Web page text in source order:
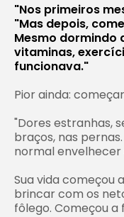
"Nos primeiros
"Mas depois,
Mesmo dormindo
vitaminas,
funcionava."
Pior ainda:
"Dores estranhas,
braços, nas
normal envelhecer
Sua vida começou
brincar com os
fôlego. Começou